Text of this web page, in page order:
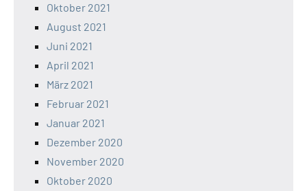
Oktober 2021
August 2021
Juni 2021
April 2021
März 2021
Februar 2021
Januar 2021
Dezember 2020
November 2020
Oktober 2020